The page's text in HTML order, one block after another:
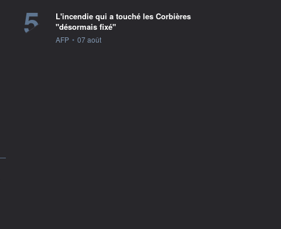
5
L'incendie qui a touché les Corbières
"désormais fixé"
information fournie par
AFP • 07 août